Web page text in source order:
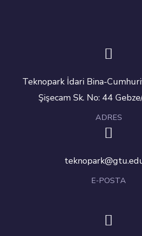
Teknopark İdari Bina-
Şişecam Sk. No: 44
ADRES
E-POSTA